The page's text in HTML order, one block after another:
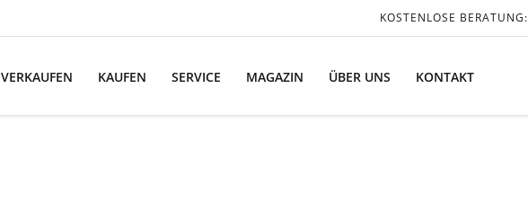
KOSTENLOSE BERATUNG:
VERKAUFEN KAUFEN SERVICE MAGAZIN ÜBER UNS KONTAKT